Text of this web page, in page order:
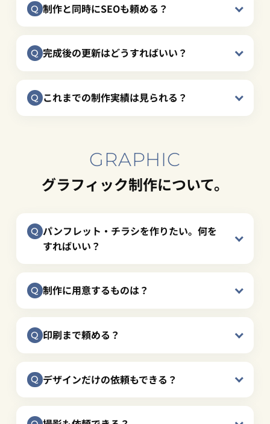
制作と同時にSEOも頼める？
完成後の更新はどうすればいい？
これまでの制作実績は見られる？
GRAPHIC
グラフィック制作について。
パンフレット・チラシを作りたい。何を
すればいい？
制作に用意するものは？
印刷まで頼める？
デザインだけの依頼もできる？